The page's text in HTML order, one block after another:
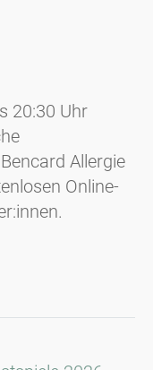
20:30 Uhr
Allergie
Online-